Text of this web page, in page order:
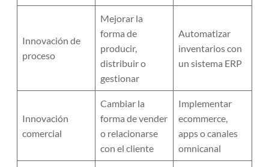
Innovación de
proceso
Mejorar la
forma de
producir,
distribuir o
gestionar
Automatizar
inventarios con
un sistema ERP
Innovación
comercial
Cambiar la
forma de vender
o relacionarse
con el cliente
Implementar
ecommerce,
apps o canales
omnicanal